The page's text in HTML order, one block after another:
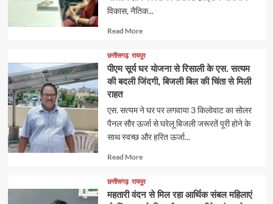
विकास, नैतिक...
Read MoreRead
about
छत्तीसगढ़ रायपुर
पीएम सूर्य घर योजना से रिसाली के एस. सत्यम
की बदली जिंदगी, बिजली बिल की चिंता से मिली
राहत
एस. सत्यम ने घर पर लगवाया 3 किलोवाट का सोलर
पैनल सौर ऊर्जा से घरेलू बिजली जरूरतें पूरी होने के
साथ स्वच्छ और हरित ऊर्जा...
Read MoreRead
about
छत्तीसगढ़ रायपुर
महतारी वंदन से मिल रहा आर्थिक संबल महिलाएं